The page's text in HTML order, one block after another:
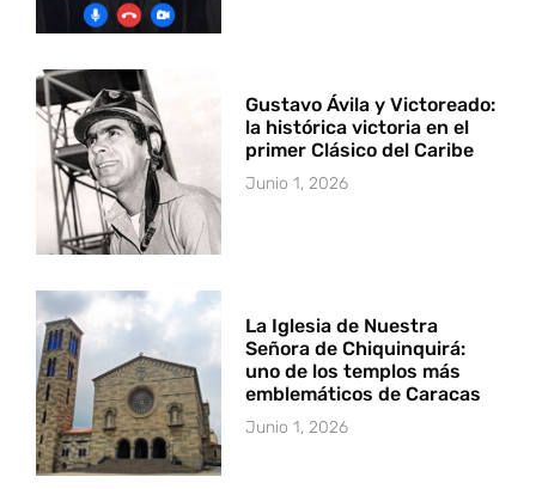
Gustavo Ávila y Victoreado:
la histórica victoria en el
primer Clásico del Caribe
Junio 1, 2026
La Iglesia de Nuestra
Señora de Chiquinquirá:
uno de los templos más
emblemáticos de Caracas
Junio 1, 2026